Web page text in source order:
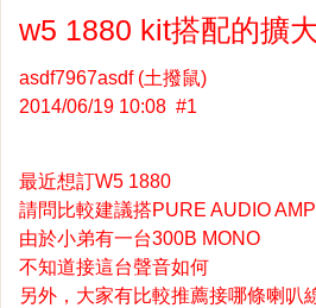
w5 1880 kit搭配的擴
asdf7967asdf (土撥鼠)
2014/06/19 10:08 #1
最近想訂W5 1880
請問比較建議搭PURE AUDIO
由於小弟有一台300B MONO
不知道接這台聲音如何
另外，大家有比較推薦接哪條喇叭